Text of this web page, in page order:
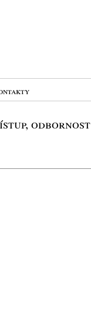
odbornost